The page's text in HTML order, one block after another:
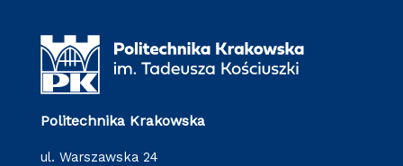
Politechnika Krakowska
ul. Warszawska 24